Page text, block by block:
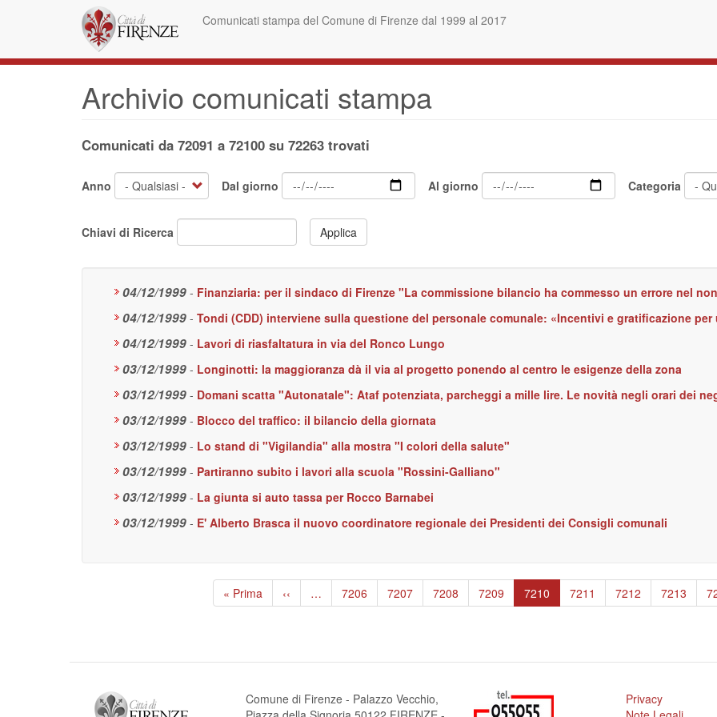
principale
Comunicati stampa del Comune di Firenze dal 1999 al 2017
Archivio comunicati stampa
Comunicati da 72091 a 72100 su 72263 trovati
Anno Dal giorno Al giorno Categoria
Chiavi di Ricerca Applica
04/12/1999 - Finanziaria: per il sindaco di Firenze "La commissione bilancio ha commesso un errore nel
04/12/1999 - Tondi (CDD) interviene sulla questione del personale comunale: «Incentivi e gratificazione per
04/12/1999 - Lavori di riasfaltatura in via del Ronco Lungo
03/12/1999 - Longinotti: la maggioranza dà il via al progetto ponendo al centro le esigenze della zona
03/12/1999 - Domani scatta "Autonatale": Ataf potenziata, parcheggi a mille lire. Le novità negli orari dei
03/12/1999 - Blocco del traffico: il bilancio della giornata
03/12/1999 - Lo stand di "Vigilandia" alla mostra "I colori della salute"
03/12/1999 - Partiranno subito i lavori alla scuola "Rossini-Galliano"
03/12/1999 - La giunta si auto tassa per Rocco Barnabei
03/12/1999 - E' Alberto Brasca il nuovo coordinatore regionale dei Presidenti dei Consigli comunali
Prima
pagina
« Prima
Pagina
precedente
‹‹ … Page
7206 Page
7207 Page
7208 Page
7209
Pagina
attuale
7210 Page
7211 Page
7212 Page
7213
Comune di Firenze - Palazzo Vecchio,
Privacy